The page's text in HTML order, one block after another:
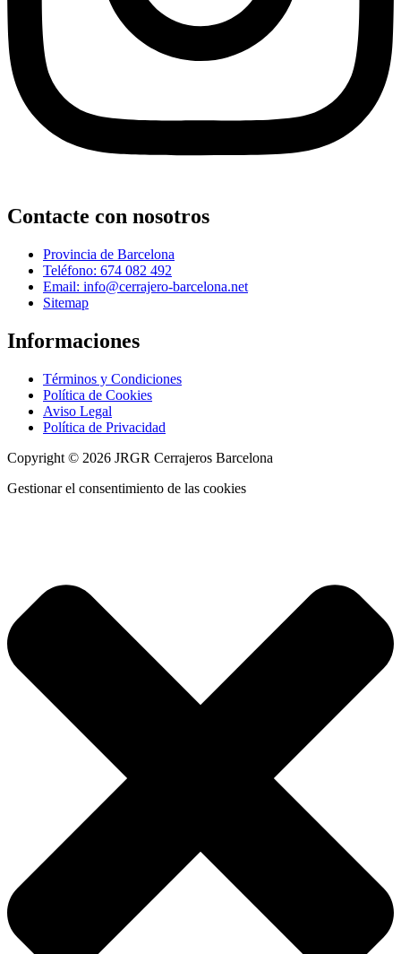
Contacte con nosotros
Provincia de Barcelona
Teléfono: 674 082 492
Email: info@cerrajero-barcelona.net
Sitemap
Informaciones
Términos y Condiciones
Política de Cookies
Aviso Legal
Política de Privacidad
Copyright © 2026 JRGR Cerrajeros Barcelona
Gestionar el consentimiento de las cookies